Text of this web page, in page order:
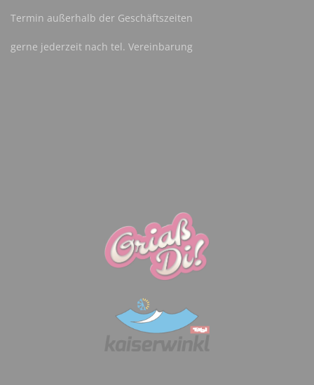
Termin außerhalb der Geschäftszeiten
gerne jederzeit nach tel. Vereinbarung